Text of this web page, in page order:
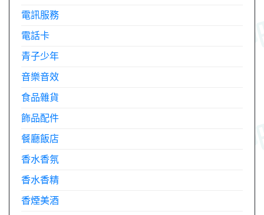
電訊服務
電話卡
青子少年
音樂音效
食品雜貨
飾品配件
餐廳飯店
香水香氛
香水香精
香煙美酒